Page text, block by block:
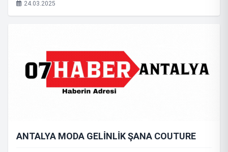
24.03.2025
ANTALYA MODA GELİNLİK ŞANA COUTURE